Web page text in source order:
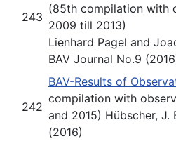
243
(85th compilation with
2009 till 2013)
Lienhard Pagel and
BAV Journal No.9
242
BAV-Results of
compilation with
and 2015) Hübscher, J.
(2016)